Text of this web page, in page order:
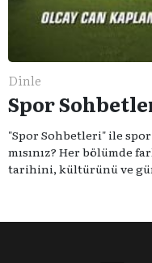
Dinle
Spor
"Spor Sohbetleri" ile spor
mısınız? Her bölümde
tarihini, kültürünü ve
olmadığına inananlardansanız "Spor